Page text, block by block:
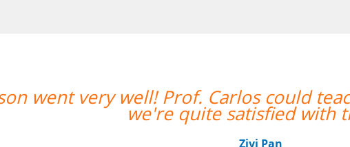
teach both in Chinese and English and
with that. ””